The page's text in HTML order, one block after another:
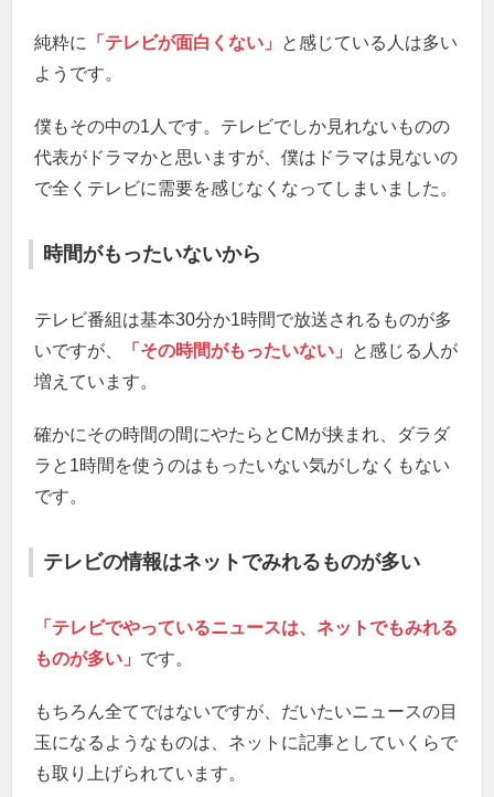
純粋に 「テレビが面白くない」
と感じている人は多い
ようです。
僕もその中の1人です。テレビでしか見れないものの
代表がドラマかと思いますが、僕はドラマは見ないの
で全くテレビに需要を感じなくなってしまいました。
時間がもったいないから
テレビ番組は基本30分か1時間で放送されるものが多
いですが、
「その時間がもったいない」
と感じる人が
増えています。
確かにその時間の間にやたらとCMが挟まれ、ダラダ
ラと1時間を使うのはもったいない気がしなくもない
です。
テレビの情報はネットでみれるものが多い
「テレビでやっているニュースは、ネットでもみれる
ものが多い」 です。
もちろん全てではないですが、だいたいニュースの目
玉になるようなものは、ネットに記事としていくらで
も取り上げられています。